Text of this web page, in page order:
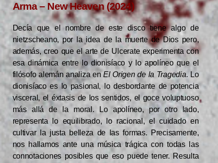
Arma – New Heaven (2024)
Decía que el nombre de este disco tiene algo de
nietzscheano, por la idea de la muerte de Dios pero,
además, creo que el arte de Ulcerate experimenta con
esa dinámica entre lo dionisíaco y lo apolíneo que el
filósofo alemán analiza enEl Origen de la Tragedia.Lo
dionisíaco es lo pasional, lo desbordante de potencia
visceral, el éxtasis de los sentidos, el goce voluptuoso
más allá de la moral. Lo apolíneo, por otro lado,
representa lo equilibrado, lo racional, el cuidado en
cultivar la justa belleza de las formas. Precisamente,
nos hallamos ante una música trágica con todas las
connotaciones posibles que eso puede tener. Resulta